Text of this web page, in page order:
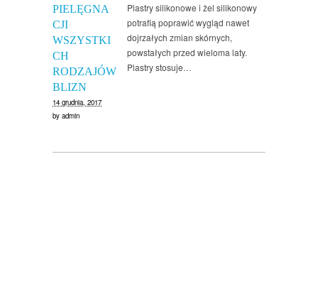
PIELĘGNA
CJI
WSZYSTKI
CH
RODZAJÓW
BLIZN
14 grudnia, 2017
by admin
Plastry silikonowe i żel silikonowy
potrafią poprawić wygląd nawet
dojrzałych zmian skórnych,
powstałych przed wieloma laty.
Plastry stosuje…